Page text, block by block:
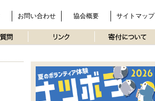
サイトマップ
協会概要
お問い合わせ